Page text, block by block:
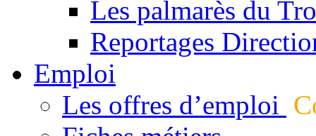
Les palmarès du
Reportages
Emploi
Les offres d’emploi